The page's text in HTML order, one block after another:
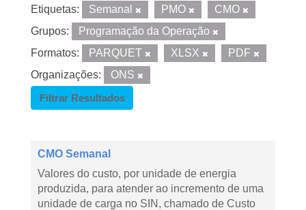
Etiquetas: Semanal PMO
CMO
Grupos:
Programação da Operação
Formatos:
PARQUET XLSX
PDF
Organizações:
ONS
Filtrar Resultados
CMO Semanal
Valores do custo, por unidade de energia
produzida, para atender ao incremento de uma
unidade de carga no SIN, chamado de Custo